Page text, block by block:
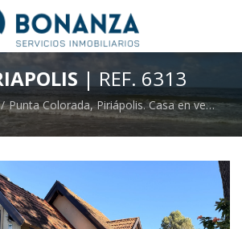
| REF. 6313
Punta Colorada, Piriápolis. Casa en venta, 2 dormiotrios, 2 baños. 550 metros de la playa.